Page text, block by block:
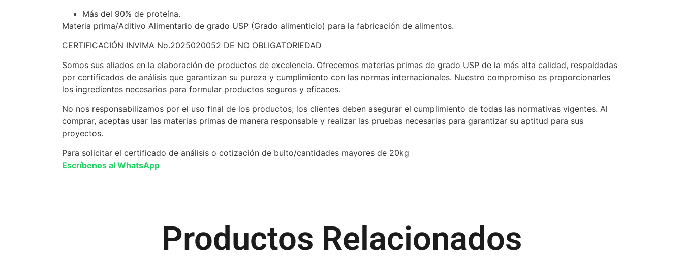
Más del 90% de proteína.
Materia prima/Aditivo Alimentario de grado USP (Grado alimenticio) para la fabricación de alimentos.
CERTIFICACIÓN INVIMA No.2025020052 DE NO OBLIGATORIEDAD
Somos sus aliados en la elaboración de productos de excelencia. Ofrecemos materias primas de grado USP de la más alta calidad, respaldadas
por certificados de análisis que garantizan su pureza y cumplimiento con las normas internacionales. Nuestro compromiso es proporcionarles
los ingredientes necesarios para formular productos seguros y eficaces.
No nos responsabilizamos por el uso final de los productos; los clientes deben asegurar el cumplimiento de todas las normativas vigentes. Al
comprar, aceptas usar las materias primas de manera responsable y realizar las pruebas necesarias para garantizar su aptitud para sus
proyectos.
Para solicitar el certificado de análisis o cotización de bulto/cantidades mayores de 20kg
Escríbenos al WhatsApp
Productos Relacionados